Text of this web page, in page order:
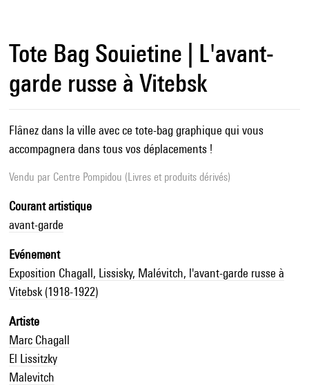
Tote Bag Souietine | L'avant-
garde russe à Vitebsk
Flânez dans la ville avec ce tote-bag graphique qui vous
accompagnera dans tous vos déplacements !
Vendu par Centre Pompidou (Livres et produits dérivés)
Courant artistique
avant-garde
Evénement
Exposition Chagall, Lissisky, Malévitch, l'avant-garde russe à
Vitebsk (1918-1922)
Artiste
Marc Chagall
El Lissitzky
Malevitch